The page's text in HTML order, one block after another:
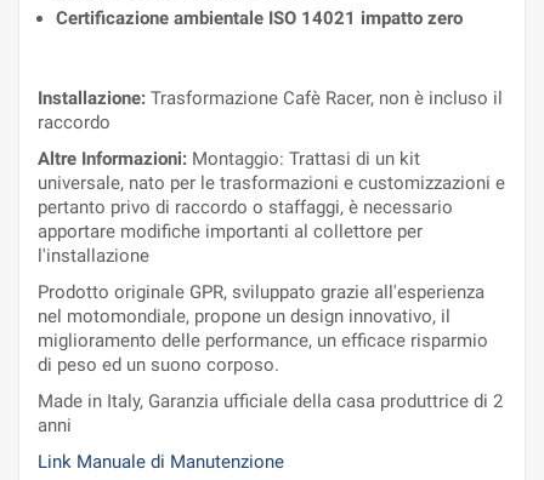
Certificazione ambientale ISO 14021 impatto zero
Installazione: Trasformazione Cafè Racer, non è incluso il
raccordo
Altre Informazioni: Montaggio: Trattasi di un kit
universale, nato per le trasformazioni e customizzazioni e
pertanto privo di raccordo o staffaggi, è necessario
apportare modifiche importanti al collettore per
l'installazione
Prodotto originale GPR, sviluppato grazie all'esperienza
nel motomondiale, propone un design innovativo, il
miglioramento delle performance, un efficace risparmio
di peso ed un suono corposo.
Made in Italy, Garanzia ufficiale della casa produttrice di 2
anni
Link Manuale di Manutenzione